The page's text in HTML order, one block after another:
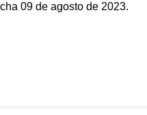
09 de agosto de 2023.